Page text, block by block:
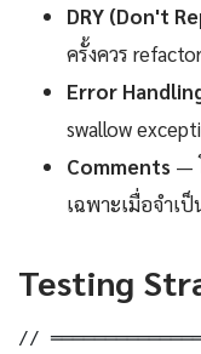
DRY (Don't
ครั้งควร
Error
swallow
Comments —
เฉพาะเมื่อจำเ
Testing
//